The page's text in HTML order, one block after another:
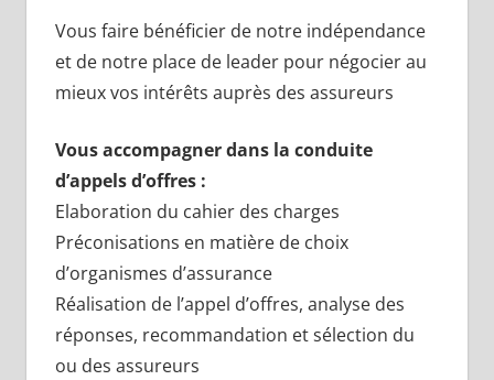
Vous faire bénéficier de notre indépendance
et de notre place de leader pour négocier au
mieux vos intérêts auprès des assureurs
Vous accompagner dans la conduite
d’appels d’offres :
Elaboration du cahier des charges
Préconisations en matière de choix
d’organismes d’assurance
Réalisation de l’appel d’offres, analyse des
réponses, recommandation et sélection du
ou des assureurs